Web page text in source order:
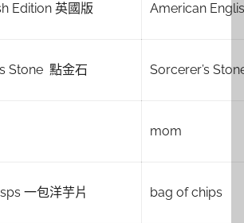
Edition 英國版 American
Stone 點金石 Sorcerer’s
mom
一包洋芋片 bag of chips